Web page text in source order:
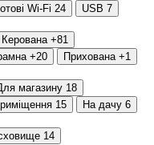
Wi-Fi 24 USB 7
Керована +81
+20 Прихована +1
магазину 18
15 На дачу 6
14